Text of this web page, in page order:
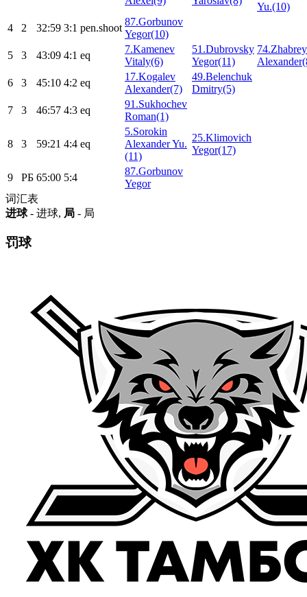
Yu.(10)
4
2 32:59 3:1 pen.shoot
87.Gorbunov
Yegor(10)
5
3 43:09 4:1 eq
7.Kamenev
Vitaly(6)
51.Dubrovsky
Yegor(11)
6
3 45:10 4:2 eq
17.Kogalev
Alexander(7)
49.Belenchuk
Dmitry(5)
7
3 46:57 4:3 eq
91.Sukhochev
Roman(1)
8 3 59:21 4:4 eq
5.Sorokin
Alexander Yu.
(11)
25.Klimovich
Yegor(17)
9 РБ 65:00 5:4
87.Gorbunov
Yegor
词汇表
进球- 进球, 局 - 局
罚球